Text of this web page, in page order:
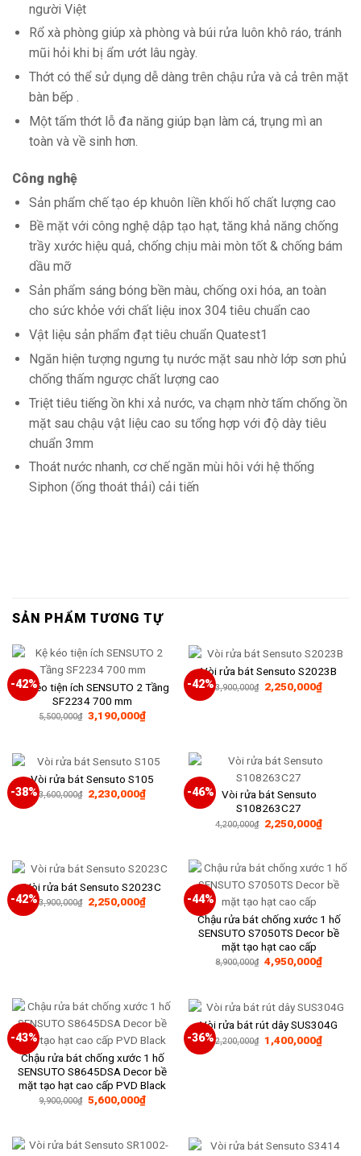
người Việt
Rổ xà phòng giúp xà phòng và búi rửa luôn khô ráo, tránh
mũi hỏi khi bị ẩm ướt lâu ngày.
Thớt có thể sử dụng dễ dàng trên chậu rửa và cả trên mặt
bàn bếp .
Một tấm thớt lỗ đa năng giúp bạn làm cá, trụng mì an
toàn và về sinh hơn.
Công nghệ
Sản phẩm chế tạo ép khuôn liền khối hố chất lượng cao
Bề mặt với công nghệ dập tạo hạt, tăng khả năng chống
trầy xước hiệu quả, chống chịu mài mòn tốt & chống bám
dầu mỡ
Sản phẩm sáng bóng bền màu, chống oxi hóa, an toàn
cho sức khỏe với chất liệu inox 304 tiêu chuẩn cao
Vật liệu sản phẩm đạt tiêu chuẩn Quatest1
Ngăn hiện tượng ngưng tụ nước mặt sau nhờ lớp sơn phủ
chống thấm ngược chất lượng cao
Triệt tiêu tiếng ồn khi xả nước, va chạm nhờ tấm chống ồn
mặt sau chậu vật liệu cao su tổng hợp với độ dày tiêu
chuẩn 3mm
Thoát nước nhanh, cơ chế ngăn mùi hôi với hệ thống
Siphon (ống thoát thải) cải tiến
SẢN PHẨM TƯƠNG TỰ
-42%
Kệ kéo tiện ích SENSUTO 2 Tầng
SF2234 700 mm
5,500,000₫ Giá
gốc
3,190,000₫Giá
hiện
3,190,000₫.
-42%
Vòi rửa bát Sensuto S2023B
3,900,000₫ Giá
gốc
2,250,000₫Giá
hiện
-38%
Vòi rửa bát Sensuto S105
3,600,000₫ Giá
gốc
2,230,000₫Giá
hiện
-46%
Vòi rửa bát Sensuto
S108263C27
4,200,000₫ Giá
gốc
2,250,000₫Giá
hiện
-42%
Vòi rửa bát Sensuto S2023C
3,900,000₫ Giá
gốc
2,250,000₫Giá
hiện
-44%
Chậu rửa bát chống xước 1 hố
SENSUTO S7050TS Decor bề
mặt tạo hạt cao cấp
8,900,000₫ Giá
gốc
4,950,000₫Giá
hiện
-43%
Chậu rửa bát chống xước 1 hố
SENSUTO S8645DSA Decor bề
mặt tạo hạt cao cấp PVD Black
9,900,000₫ Giá
gốc
5,600,000₫Giá
hiện
5,600,000₫.
-36%
Vòi rửa bát rút dây SUS304G
2,200,000₫ Giá
gốc
1,400,000₫Giá
hiện